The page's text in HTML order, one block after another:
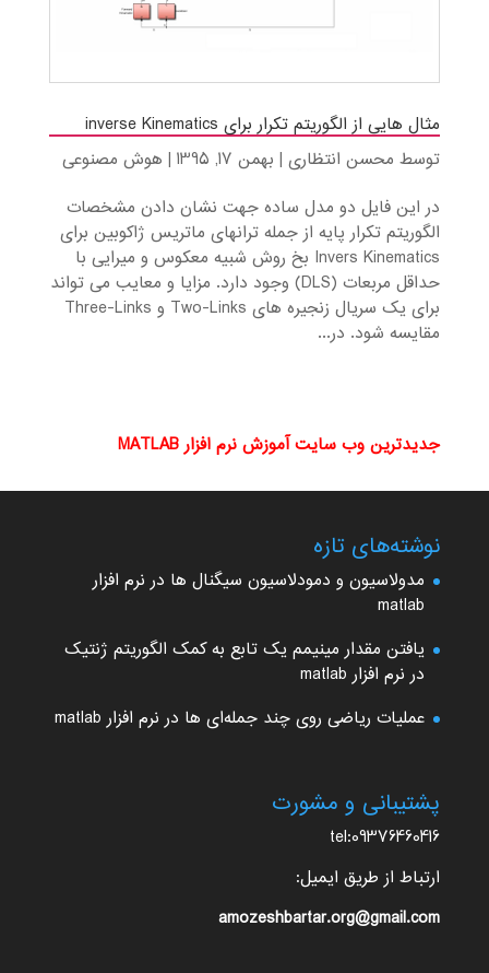
مثال هایی از الگوریتم تکرار برای inverse Kinematics
توسط محسن انتظاری| بهمن 17, 1395 | هوش مصنوعی
در این فایل دو مدل ساده جهت نشان دادن مشخصات
الگوریتم تکرار پایه از جمله ترانهای ماتریس ژاکوبین برای
Invers Kinematics بخ روش شبیه معکوس و میرایی با
حداقل مربعات (DLS) وجود دارد. مزایا و معایب می تواند
برای یک سریال زنجیره های Two-Links و Three-Links
مقایسه شود. در...
جدیدترین وب سایت آموزش نرم افزار MATLAB
نوشته‌های تازه
مدولاسیون و دمودلاسیون سیگنال ها در نرم افزار
matlab
یافتن مقدار مینیمم یک تابع به کمک الگوریتم ژنتیک
در نرم افزار matlab
عملیات ریاضی روی چند جمله‌ای ها در نرم افزار matlab
پشتیبانی و مشورت
tel:09376460416
ارتباط از طریق ایمیل:
amozeshbartar.org@gmail.com